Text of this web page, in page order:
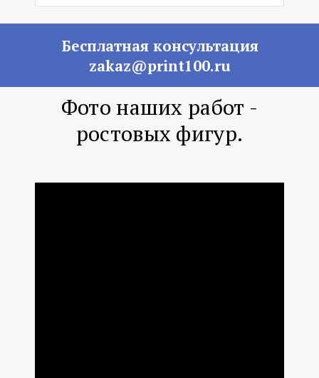
Бесплатная консультация
zakaz@print100.ru
Фото наших работ -
ростовых фигур.